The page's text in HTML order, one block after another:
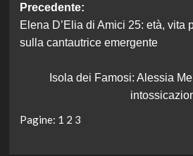
Navigazione
articolo
Precedente:
Elena D’Elia di Amici 25: età, vita
sulla cantautrice emergente
Isola dei Famosi: Alessia
Pagine: 1 2 3